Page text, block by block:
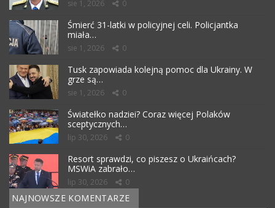
sie 1, 2026 0
Śmierć 31-latki w policyjnej celi. Policjantka
miała…
sie 1, 2026 0
Tusk zapowiada kolejną pomoc dla Ukrainy. W
grze są…
sie 1, 2026 0
Światełko nadziei? Coraz więcej Polaków
sceptycznych…
lip 30, 2026 0
Resort sprawdzi, co piszesz o Ukraińcach?
MSWiA zabrało…
lip 30, 2026 0
NAJNOWSZE KOMENTARZE